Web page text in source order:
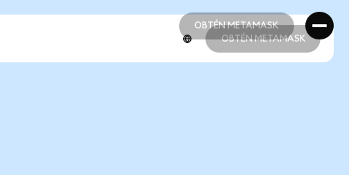
OBTÉN METAMASK
OBTÉN METAMASK
OBTÉN METAMASK